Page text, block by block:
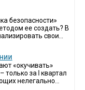
безопасности»
ее создать? В
свои...
«окучивать»
только за I квартал
нелегально...